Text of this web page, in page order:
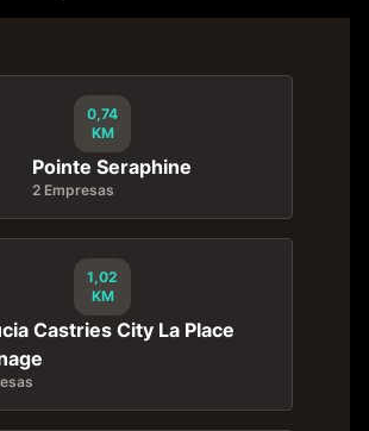
0,74
KM
Pointe Seraphine
2 Empresas
1,02
KM
Castries City La Place